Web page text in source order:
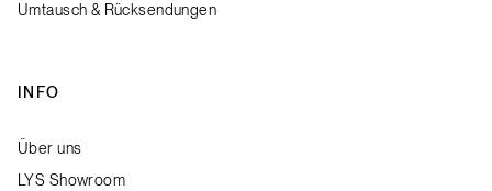
Umtausch & Rücksendungen
INFO
Über uns
LYS Showroom